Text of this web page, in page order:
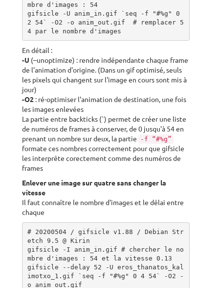
mbre d'images : 54
gifsicle -U anim_in.gif `seq -f "#%g" 0
2 54` -O2 -o anim_out.gif  # remplacer 5
4 par le nombre d'images
En détail :
-U (–unoptimize) : rendre indépendante chaque frame
de l'animation d'origine. (Dans un gif optimisé, seuls
les pixels qui changent sur l'image en cours sont mis à
jour)
-O2 : ré-optimiser l'animation de destination, une fois
les images enlevées
La partie entre backticks (`) permet de créer une liste
de numéros de frames à conserver, de 0 jusqu'à 54 en
prenant un nombre sur deux, la partie
-f “#%g”
formate ces nombres correctement pour que gifsicle
les interprête corectement comme des numéros de
frames
Enlever une image sur quatre sans changer la
vitesse
Il faut connaître le nombre d'images et le délai entre
chaque
# 20200504 / gifsicle v1.88 / Debian Str
etch 9.5 @ Kirin
gifsicle -I anim_in.gif # chercher le no
mbre d'images : 54 et la vitesse 0.13
gifsicle --delay 52 -U eros_thanatos_kal
imotxo_1.gif `seq -f "#%g" 0 4 54` -O2 -
o anim_out.gif